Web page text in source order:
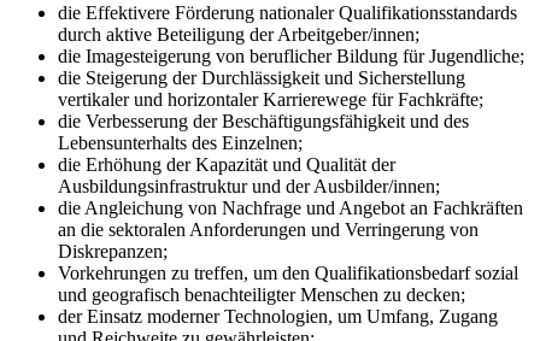
die Effektivere Förderung nationaler Qualifikationsstandards
durch aktive Beteiligung der Arbeitgeber/innen;
die Imagesteigerung von beruflicher Bildung für Jugendliche;
die Steigerung der Durchlässigkeit und Sicherstellung
vertikaler und horizontaler Karrierewege für Fachkräfte;
die Verbesserung der Beschäftigungsfähigkeit und des
Lebensunterhalts des Einzelnen;
die Erhöhung der Kapazität und Qualität der
Ausbildungsinfrastruktur und der Ausbilder/innen;
die Angleichung von Nachfrage und Angebot an Fachkräften
an die sektoralen Anforderungen und Verringerung von
Diskrepanzen;
Vorkehrungen zu treffen, um den Qualifikationsbedarf sozial
und geografisch benachteiligter Menschen zu decken;
der Einsatz moderner Technologien, um Umfang, Zugang